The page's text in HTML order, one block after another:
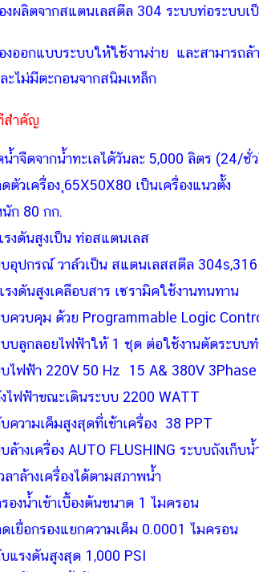
งผลิตจากสแตนเลสตีล 304 ระบบท่อระบบ
งออกแบบระบบให้ใช้งานง่าย และสามารถ
ะไม่มีตะกอนจากสนิมเหล็ก
สำคัญ
ำจืดจากน้ำทะเลได้วันละ 5,000 ลิตร (24/ชั่ว
ตัวเครื่อง ุ65X50X80 เป็นเครื่องแนวตั้ง
ก 80 กก.
งดันสูงเป็น ท่อสแตนเลส
อุปกรณ์ วาล์วเป็น สแตนเลสสตีล 304s,316
งดันสูงเคลือบสาร เซรามิคใช้งานทนทาน
ควบคุม ด้วย Programmable Logic
บลูกลอยไฟฟ้าให้ 1 ชุด ต่อใช้งานตัดระบบท
ไฟฟ้า 220V 50 Hz 15 A& 380V 3Phase
ไฟฟ้าขณะเดินระบบ 2200 WATT
ความเค็มสูงสุดที่เข้าเครื่อง 38 PPT
ล้างเครื่อง AUTO FLUSHING ระบบถังเก็
ลาล้างเครื่องได้ตามสภาพน้ำ
องน้ำเข้าเบื้องต้นขนาด 1 ไมครอน
เยื่อกรองแยกความเค็ม 0.0001 ไมครอน
แรงดันสูงสุด 1,000 PSI